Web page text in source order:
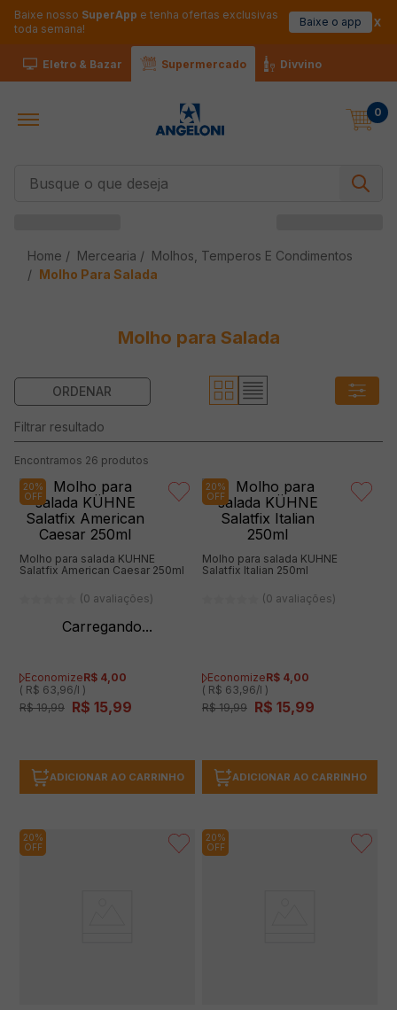
Baixe nosso SuperApp e tenha ofertas exclusivas
toda semana!
Baixe o app
Eletro & Bazar Supermercado Divvino
0
Mercearia
Molhos, Temperos E Condimentos
Molho Para Salada
Molho para Salada
26 produtos
20%
OFF
Molho para salada KÜHNE
Salatfix American Caesar 250ml
(0 avaliações)
EconomizeR$ 4,00
( R$ 63,96/l )
R$ 19,99 R$ 15,99
ADICIONAR AO CARRINHO
20%
OFF
Molho para salada KÜHNE
Salatfix Italian 250ml
(0 avaliações)
EconomizeR$ 4,00
( R$ 63,96/l )
R$ 19,99 R$ 15,99
ADICIONAR AO CARRINHO
20%
OFF
20%
OFF